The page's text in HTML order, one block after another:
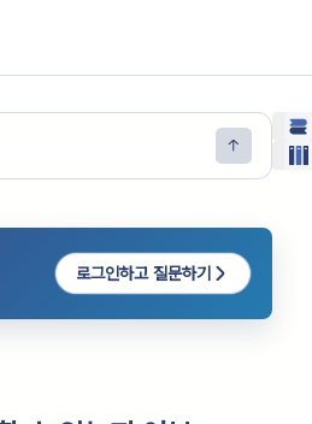
로그인하고 질문하기